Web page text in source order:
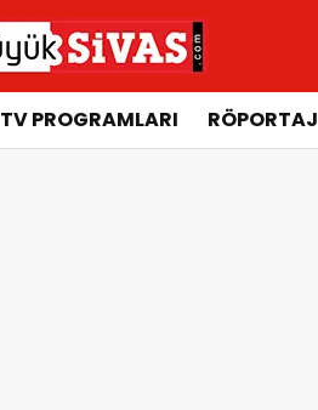
TV PROGRAMLARI RÖPORTAJ